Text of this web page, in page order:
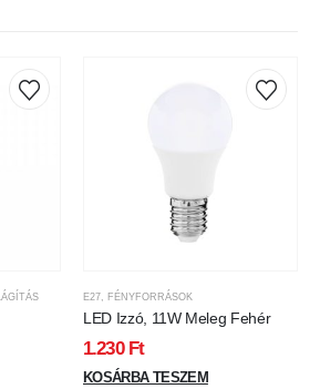
E27, FÉNYFORRÁSOK
LED Izzó, 11W Meleg Fehér
1.230 Ft
KOSÁRBA TESZEM